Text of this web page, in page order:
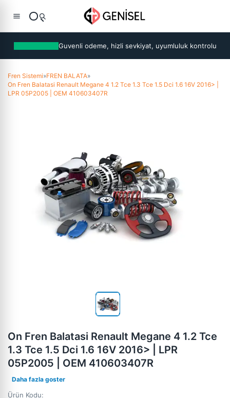
Guvenli odeme, hizli sevkiyat, uyumluluk kontrolu
Fren Sistemi»FREN BALATA»
On Fren Balatasi Renault Megane 4 1.2 Tce 1.3 Tce 1.5 Dci 1.6 16V 2016> |
LPR 05P2005 | OEM 410603407R
On Fren Balatasi Renault Megane 4 1.2 Tce
1.3 Tce 1.5 Dci 1.6 16V 2016> | LPR
05P2005 | OEM 410603407R
Daha fazla goster
Ürün Kodu: